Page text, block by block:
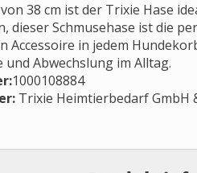
38 cm ist der Trixie Hase
dieser Schmusehase ist die
Accessoire in jedem
Abwechslung im Alltag.
1000108884
: Trixie Heimtierbedarf GmbH